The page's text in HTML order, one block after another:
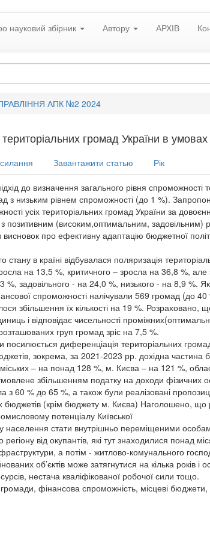
науковий збірник Автору АРХІВ
АПК №2 2024
громад України в умовах
Завантажити статью Рік
до визначення загального рівня
з низьким рівнем спроможності (до 1 %).
усіх територіальних громад України за
з позитивним (високим,оптимальним,
про ефективну адаптацію бюджетної
в країні відбувалася поляризація
на 13,5 %, критичного – зросла на 36,8 %,
%, задовільного - на 24,0 %, низького - на 8,9 %.
спроможності налічували 569 громад (до 40
збільшення їх кількості на 19 %. Розраховано,
і відповідає чисельності
груп громад зріс на 7,5 %.
диференціація територіальних
зокрема, за 2021-2023 рр. дохідна частина
– на понад 128 %, м. Києва – на 121 %,
збільшенням податку на доходи фізичних
з 60 % до 65 %, а також були реалізовані
(крім бюджету м. Києва) Наголошено, що
потенціалу Київської
населення стати внутрішньо переміщеними
від окупантів, які тут знаходилися понад
а потім - житлово-комунального
об’єктів може затягнутися на кілька років
нестача кваліфікованої робочої сили тощо.
громади, фінансова спроможність, місцеві